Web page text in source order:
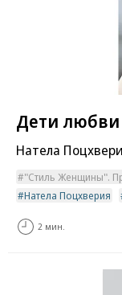
Дети любви
Натела
"Стиль Женщины".
Натела Поцхверия
2 мин.